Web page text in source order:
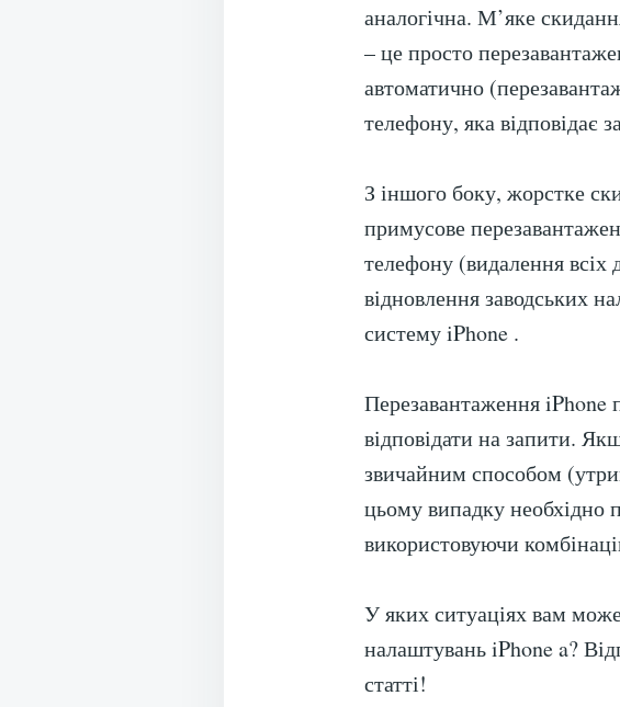
аналогічна. М’яке
– це просто
автоматично
телефону, яка відповідає
З іншого боку, жорстке
примусове
телефону (видалення всіх
відновлення заводських
систему iPhone .
Перезавантаження iPhone
відповідати на запити.
звичайним способом
цьому випадку необхідно
використовуючи
У яких ситуаціях вам
налаштувань iPhone a?
статті!